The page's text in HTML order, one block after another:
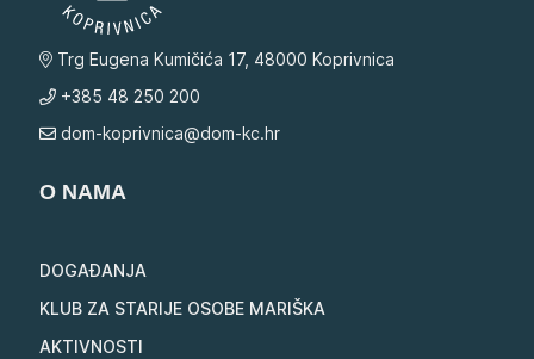
Trg Eugena Kumičića 17, 48000 Koprivnica
+385 48 250 200
dom-koprivnica@dom-kc.hr
O NAMA
DOGAĐANJA
KLUB ZA STARIJE OSOBE MARIŠKA
AKTIVNOSTI